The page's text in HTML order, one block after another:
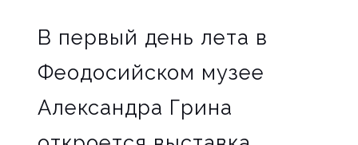
В первый день лета в
Феодосийском музее
Александра Грина